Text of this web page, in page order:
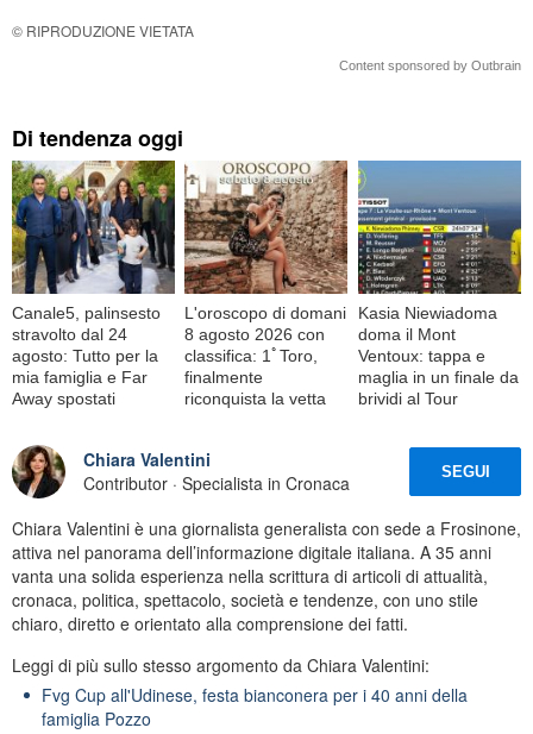
© RIPRODUZIONE VIETATA
Content sponsored by Outbrain
Di tendenza oggi
Canale5, palinsesto
stravolto dal 24
agosto: Tutto per la
mia famiglia e Far
Away spostati
L'oroscopo di domani
8 agosto 2026 con
classifica: 1ﾟToro,
finalmente
riconquista la vetta
Kasia Niewiadoma
doma il Mont
Ventoux: tappa e
maglia in un finale da
brividi al Tour
Chiara Valentini
Contributor · Specialista in Cronaca
SEGUI
Chiara Valentini è una giornalista generalista con sede a Frosinone,
attiva nel panorama dell’informazione digitale italiana. A 35 anni
vanta una solida esperienza nella scrittura di articoli di attualità,
cronaca, politica, spettacolo, società e tendenze, con uno stile
chiaro, diretto e orientato alla comprensione dei fatti.
Leggi di più sullo stesso argomento da Chiara Valentini:
Fvg Cup all'Udinese, festa bianconera per i 40 anni della
famiglia Pozzo